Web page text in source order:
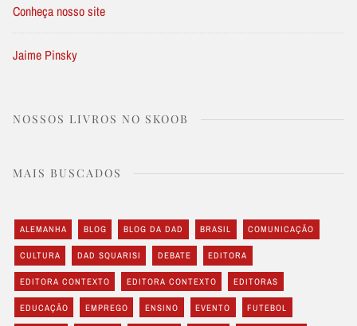
Conheça nosso site
Jaime Pinsky
NOSSOS LIVROS NO SKOOB
MAIS BUSCADOS
ALEMANHA BLOG BLOG DA DAD BRASIL COMUNICAÇÃO
CULTURA DAD SQUARISI DEBATE EDITORA
EDITORA CONTEXTO EDITORA CONTEXTO EDITORAS
EDUCAÇÃO EMPREGO ENSINO EVENTO FUTEBOL